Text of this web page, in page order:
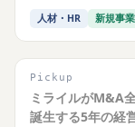
人材・HR 新規事
Pickup
ミライルがM&A
誕生する5年の経